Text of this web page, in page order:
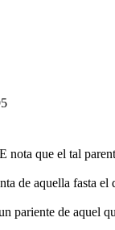
nota que el tal
de aquella fasta
pariente de aquel